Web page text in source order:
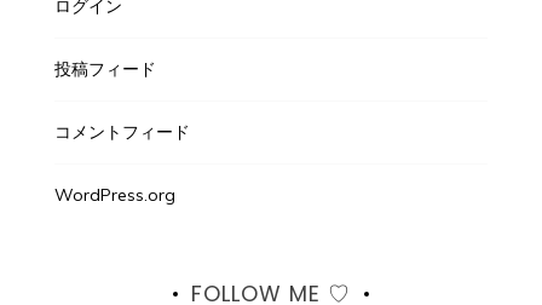
ログイン
投稿フィード
コメントフィード
WordPress.org
FOLLOW ME ♡